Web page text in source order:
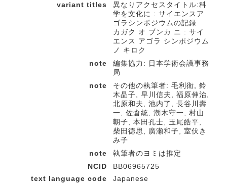
variant titles
異なりアクセスタイトル:科
学を文化に : サイエンスア
ゴラシンポジウムの記録
カガク オ ブンカ ニ : サイ
エンス アゴラ シンポジウム
ノ キロク
note
編集協力: 日本学術会議事務
局
note
その他の執筆者: 毛利衛, 鈴
木晶子, 早川信夫, 福原伸治,
北原和夫, 池内了, 長谷川壽
一, 佐倉統, 潮木守一, 村山
朝子, 本田孔士, 玉尾皓平,
柴田徳思, 廣瀬和子, 室伏き
み子
note
執筆者のヨミは推定
NCID
BB06965725
text language code
Japanese